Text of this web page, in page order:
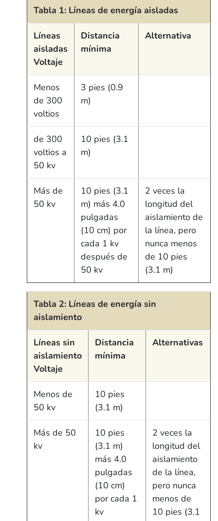
Tabla 1: Líneas de energía aisladas
Líneas
aisladas
Voltaje
Distancia
mínima
Alternativa
Menos
de 300
voltios
3 pies (0.9
m)
de 300
voltios a
50 kv
10 pies (3.1
m)
Más de
50 kv
10 pies (3.1
m) más 4.0
pulgadas
(10 cm) por
cada 1 kv
después de
50 kv
2 veces la
longitud del
aislamiento de
la línea, pero
nunca menos
de 10 pies
(3.1 m)
Tabla 2: Líneas de energía sin
aislamiento
Líneas sin
aislamiento
Voltaje
Distancia
mínima
Alternativas
Menos de
50 kv
10 pies
(3.1 m)
Más de 50
kv
10 pies
(3.1 m)
más 4.0
pulgadas
(10 cm)
por cada 1
kv
2 veces la
longitud del
aislamiento
de la línea,
pero nunca
menos de
10 pies (3.1